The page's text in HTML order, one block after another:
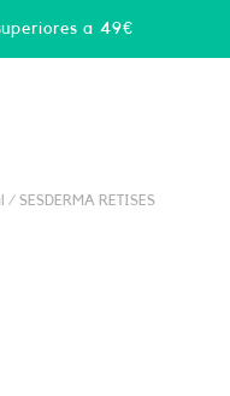
a 49€
/ SESDERMA RETISES